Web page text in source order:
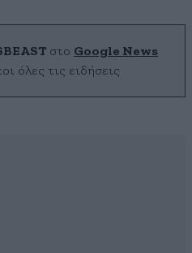
στο Google News
όλες τις ειδήσεις